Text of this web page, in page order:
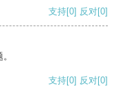
支持[0] 反对[0]
支持[0] 反对[0]